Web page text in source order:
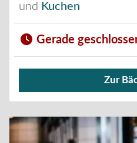
und Kuchen
Gerade
Verkauf von Brötchen,
Zur